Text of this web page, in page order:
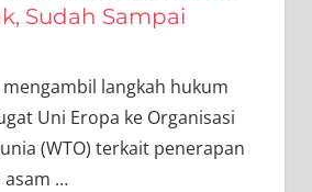
Sudah Sampai
langkah hukum
Uni Eropa ke Organisasi
(WTO) terkait penerapan
asam …